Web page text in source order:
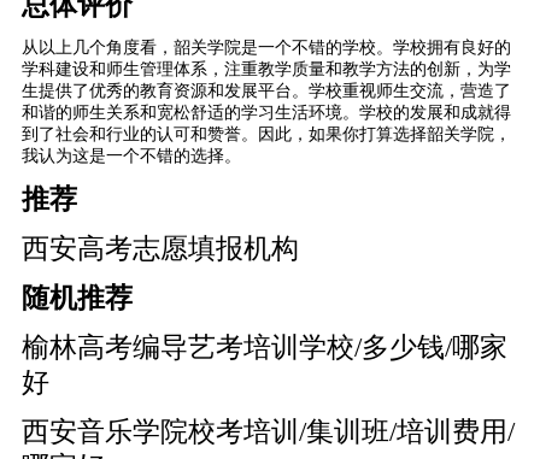
从以上几个角度看，韶关学院是一个不错的学校。学校拥有良好的
学科建设和师生管理体系，注重教学质量和教学方法的创新，为学
生提供了优秀的教育资源和发展平台。学校重视师生交流，营造了
和谐的师生关系和宽松舒适的学习生活环境。学校的发展和成就得
到了社会和行业的认可和赞誉。因此，如果你打算选择韶关学院，
我认为这是一个不错的选择。
推荐
西安高考志愿填报机构
随机推荐
榆林高考编导艺考培训学校/多少钱/哪家
好
西安音乐学院校考培训/集训班/培训费用/